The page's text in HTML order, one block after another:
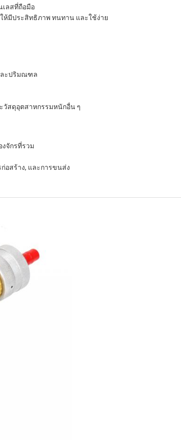
เลสที่ถือมือ
ห้มีประสิทธิภาพ ทนทาน และใช้ง่าย
ละปริมณฑล
วัสดุอุตสาหกรรมหนักอื่น ๆ
งจักรที่รวม
อสร้าง, และการขนส่ง